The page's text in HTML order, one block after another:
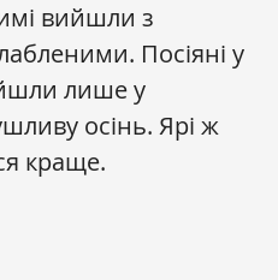
вийшли з
Посіяні у
лише у
осінь. Ярі ж
краще.